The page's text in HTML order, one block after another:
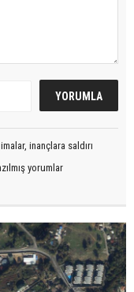
inançlara saldırı
yorumlar